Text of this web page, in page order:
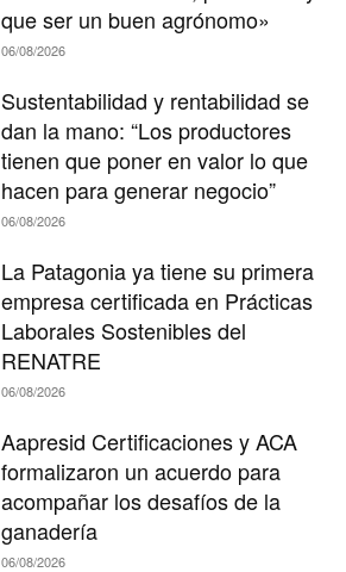
que ser un buen agrónomo»
06/08/2026
Sustentabilidad y rentabilidad se
dan la mano: “Los productores
tienen que poner en valor lo que
hacen para generar negocio”
06/08/2026
La Patagonia ya tiene su primera
empresa certificada en Prácticas
Laborales Sostenibles del
RENATRE
06/08/2026
Aapresid Certificaciones y ACA
formalizaron un acuerdo para
acompañar los desafíos de la
ganadería
06/08/2026